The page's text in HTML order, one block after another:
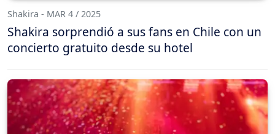
Shakira - MAR 4 / 2025
Shakira sorprendió a sus fans en Chile con un
concierto gratuito desde su hotel